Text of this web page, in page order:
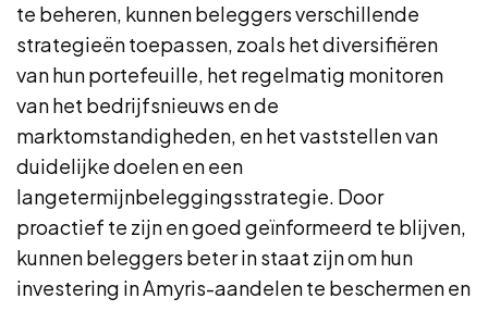
te beheren, kunnen beleggers verschillende
strategieën toepassen, zoals het diversifiëren
van hun portefeuille, het regelmatig monitoren
van het bedrijfsnieuws en de
marktomstandigheden, en het vaststellen van
duidelijke doelen en een
langetermijnbeleggingsstrategie. Door
proactief te zijn en goed geïnformeerd te blijven,
kunnen beleggers beter in staat zijn om hun
investering in Amyris-aandelen te beschermen en